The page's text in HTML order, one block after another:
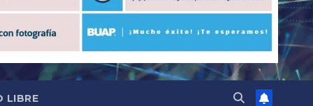
LIBRE